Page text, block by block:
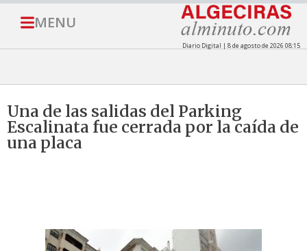
MENU
Diario Digital | 8 de agosto de 2026 08:15
Una de las salidas del Parking
Escalinata fue cerrada por la caída de
una placa